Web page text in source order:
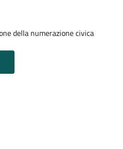
della numerazione civica